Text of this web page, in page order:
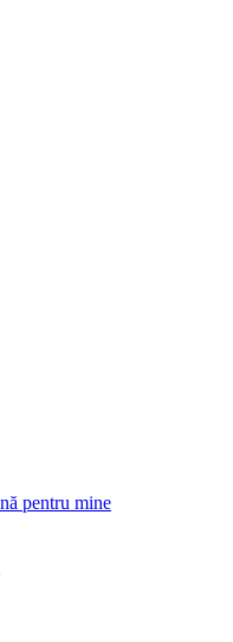
pentru mine